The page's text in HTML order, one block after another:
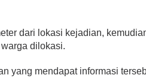
dari lokasi kejadian,
dilokasi.
yang mendapat informasi